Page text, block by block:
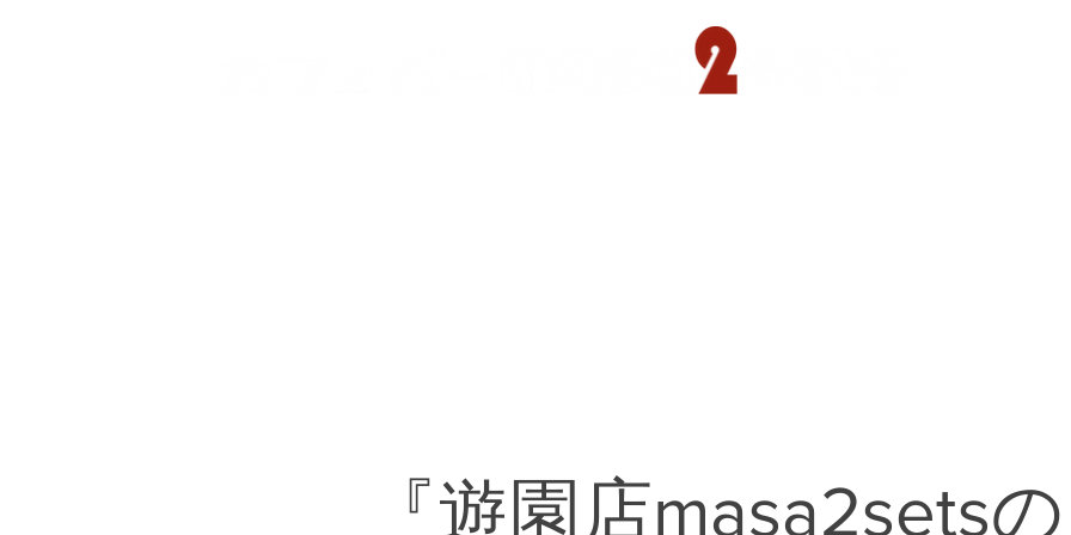
『遊園店masa2setsの